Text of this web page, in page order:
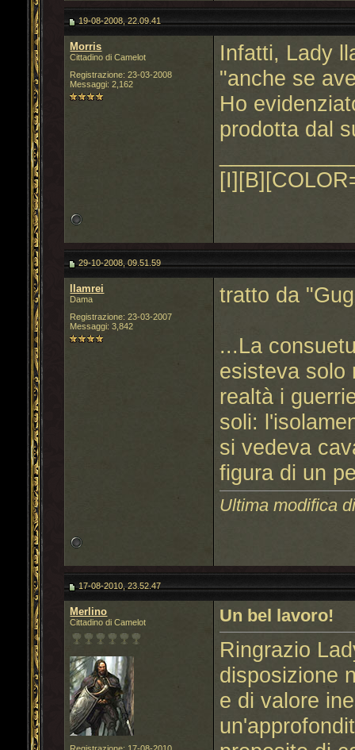
19-08-2008, 22.09.41
Morris
Cittadino di Camelot
Registrazione: 23-03-2008
Messaggi: 2,162
Infatti, Lady
"anche se
Ho
prodotta dal
29-10-2008, 09.51.59
llamrei
Dama
Registrazione: 23-03-2007
Messaggi: 3,842
tratto da
...La
esisteva solo
realtà i
soli:
si vedeva
figura di un
Ultima modifica
17-08-2010, 23.52.47
Merlino
Cittadino di Camelot Un bel lavoro!
Ringrazio
disposizione
e di valore